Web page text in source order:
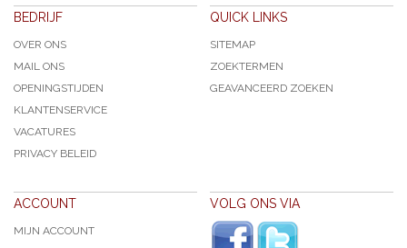
BEDRIJF
OVER ONS
MAIL ONS
OPENINGSTIJDEN
KLANTENSERVICE
VACATURES
PRIVACY BELEID
QUICK LINKS
SITEMAP
ZOEKTERMEN
GEAVANCEERD ZOEKEN
ACCOUNT
MIJN ACCOUNT
VOLG ONS VIA